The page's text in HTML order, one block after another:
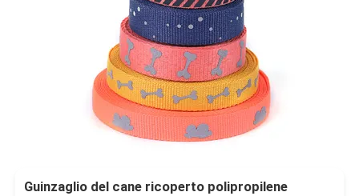
Guinzaglio del cane ricoperto polipropilene